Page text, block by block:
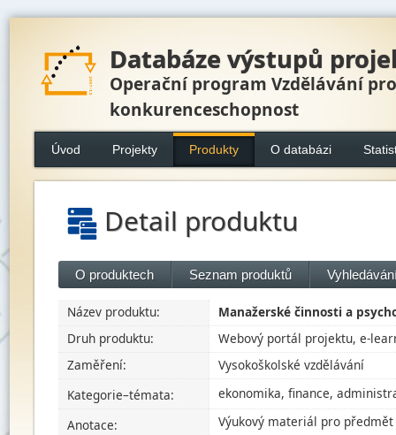
Databáze výstupů
Operační program Vzdělávání pro
konkurenceschopnost
Úvod Projekty Produkty O databázi
Detail produktu
O produktech Seznam produktů
Název produktu:
Manažerské činnosti a
Druh produktu:
Webový portál projektu, e-
Zaměření:
Vysokoškolské vzdělávání
Kategorie–témata:
ekonomika, finance,
Anotace:
Výukový materiál pro